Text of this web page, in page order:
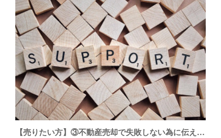
【売りたい方】③不動産売却で失敗しない為に伝えたい7つこと